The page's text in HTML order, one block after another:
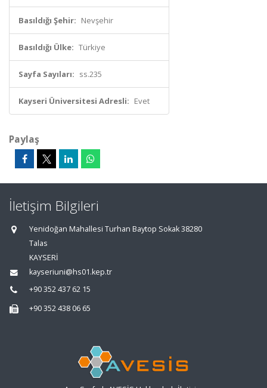
Basıldığı Şehir: Nevşehir
Basıldığı Ülke: Türkiye
Sayfa Sayıları: ss.235
Kayseri Üniversitesi Adresli: Evet
Paylaş
İletişim Bilgileri
Yenidoğan Mahallesi Turhan Baytop Sokak 38280
Talas
KAYSERİ
kayseriuni@hs01.kep.tr
+90 352 437 62 15
+90 352 438 06 65